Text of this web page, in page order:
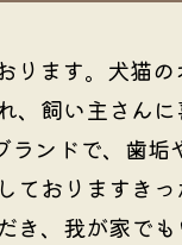
ります。犬猫の
、飼い主さんに
ランドで、歯垢
ておりますきっ
き、我が家でも